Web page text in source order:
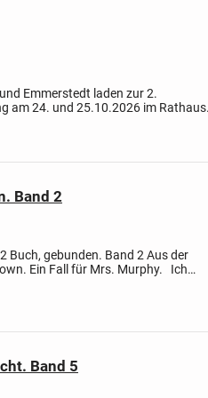
Emmerstedt laden zur 2.
am 24. und 25.10.2026 im Rathaus
Band 2
Buch, gebunden. Band 2Aus der
Ein Fall für Mrs. Murphy.
Ich
Reihe:...
Band 5